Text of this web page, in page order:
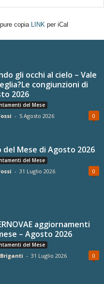
copia LINK per iCal
gli occhi al cielo – Vale
congiunzioni di
2026
del Mese
- 5 Agosto 2026 0
del Mese di Agosto 2026
del Mese
- 31 Luglio 2026 0
aggiornamenti
– Agosto 2026
del Mese
- 31 Luglio 2026 0